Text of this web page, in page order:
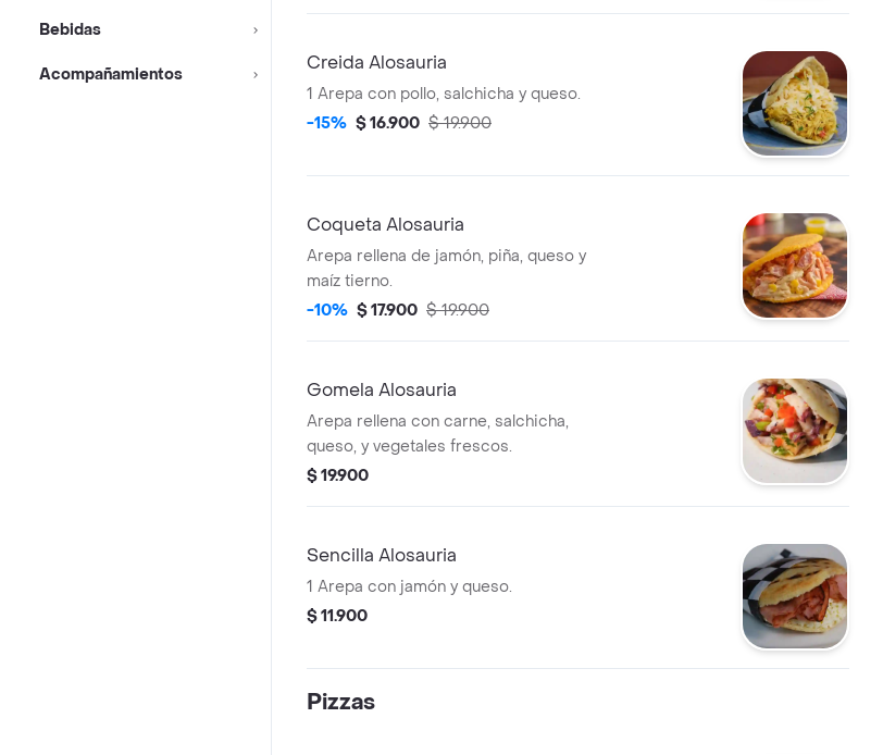
Bebidas
Acompañamientos
Creida Alosauria
1 Arepa con pollo, salchicha y queso.
-15% $ 16.900 $ 19.900
Coqueta Alosauria
Arepa rellena de jamón, piña, queso y
maíz tierno.
-10% $ 17.900 $ 19.900
Gomela Alosauria
Arepa rellena con carne, salchicha,
queso, y vegetales frescos.
$ 19.900
Sencilla Alosauria
1 Arepa con jamón y queso.
$ 11.900
Pizzas